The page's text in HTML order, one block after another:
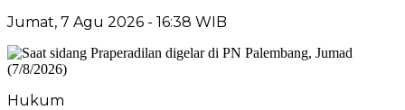
Jumat, 7 Agu 2026 - 16:38 WIB
Hukum